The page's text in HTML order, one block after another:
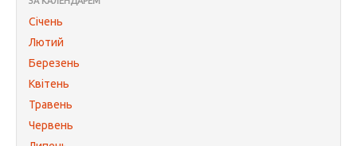
Січень
Лютий
Березень
Квітень
Травень
Червень